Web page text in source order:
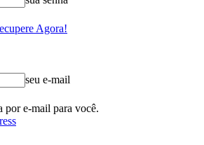
Agora!
seu e-mail
por e-mail para você.